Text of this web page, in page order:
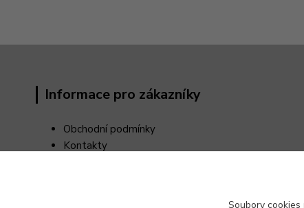
Informace pro zákazníky
Obchodní podmínky
Kontakty
Soubory